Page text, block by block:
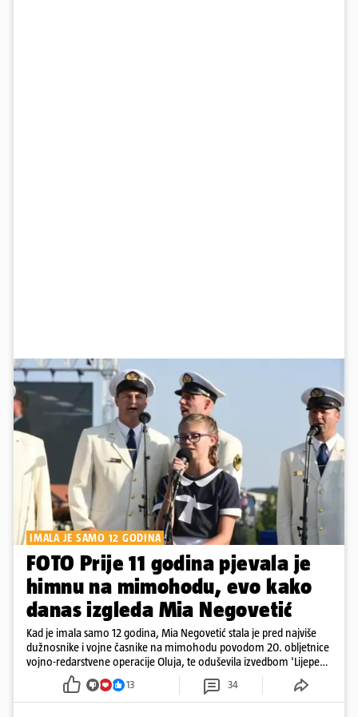
IMALA JE SAMO 12 GODINA
FOTO Prije 11 godina pjevala je
himnu na mimohodu, evo kako
danas izgleda Mia Negovetić
Kad je imala samo 12 godina, Mia Negovetić stala je pred najviše
dužnosnike i vojne časnike na mimohodu povodom 20. obljetnice
vojno-redarstvene operacije Oluja, te oduševila izvedbom 'Lijepe
13 34